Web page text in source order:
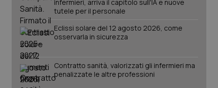
infermieri, arriva il capitolo sull'IA e nuove
tutele per il personale
Eclissi solare del 12 agosto 2026, come
osservarla in sicurezza
Contratto sanità, valorizzati gli infermieri ma
penalizzate le altre professioni
tracking-sites-ironfish-
tracking-enable
www.quotidianosanita.it
session-id